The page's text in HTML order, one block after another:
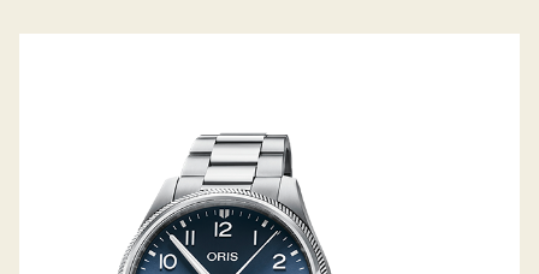
BIG CROWN PROPILOT BIG DATE